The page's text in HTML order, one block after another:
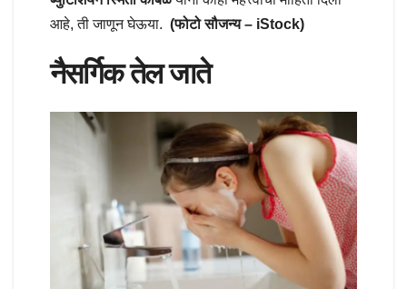
आहे, ती जाणून घेऊया. (फोटो सौजन्य – iStock)
नैसर्गिक तेल जाते